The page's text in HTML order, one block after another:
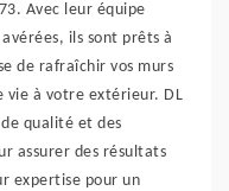
Avec leur équipe
ils sont prêts à
de rafraîchir vos murs
vie à votre extérieur. DL
qualité et des
assurer des résultats
expertise pour un